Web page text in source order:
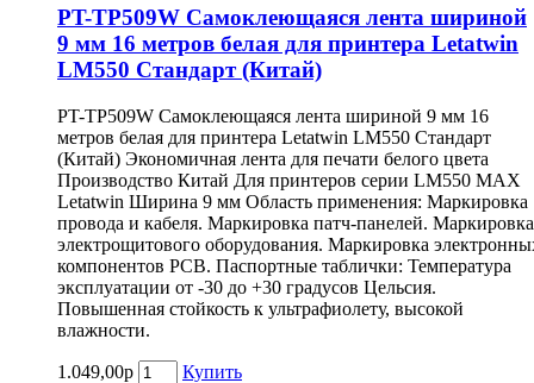
PT-TP509W Самоклеющаяся лента шириной
9 мм 16 метров белая для принтера Letatwin
LM550 Cтандарт (Китай)
PT-TP509W Самоклеющаяся лента шириной 9 мм 16
метров белая для принтера Letatwin LM550 Cтандарт
(Китай) Экономичная лента для печати белого цвета
Производство Китай Для принтеров серии LM550 MAX
Letatwin Ширина 9 мм Область применения: Маркировка
провода и кабеля. Маркировка патч-панелей. Маркировка
электрощитового оборудования. Маркировка
компонентов РСВ. Паспортные таблички: Температура
эксплуатации от -30 до +30 градусов Цельсия.
Повышенная стойкость к ультрафиолету, высокой
влажности.
1.049,00р
Купить